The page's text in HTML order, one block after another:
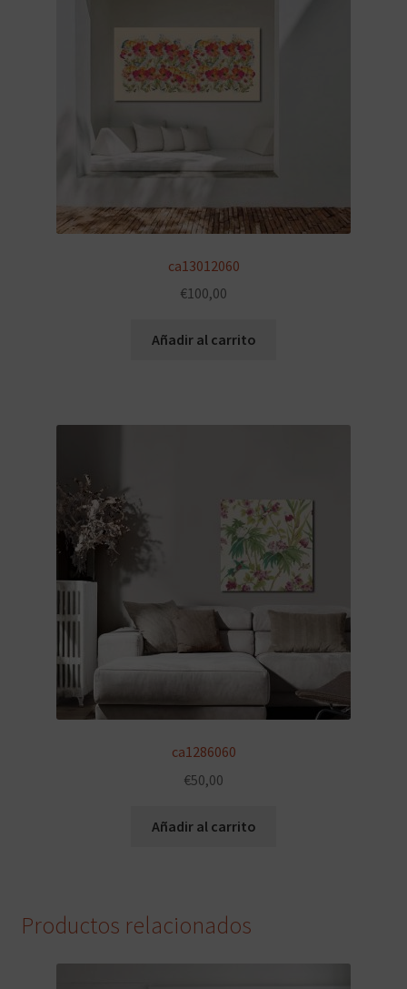
ca13012060
€100,00
Añadir al carrito
ca1286060
€50,00
Añadir al carrito
Productos relacionados